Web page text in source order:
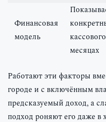
Финансовая
модель
месяцах
Работают эти факторы
городе и с включённым
предсказуемый доход, а
подход роняют его даже в